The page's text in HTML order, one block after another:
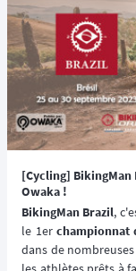
[Cycling] BikingMan
Owaka !
BikingMan Brazil,
le 1er championnat
dans de